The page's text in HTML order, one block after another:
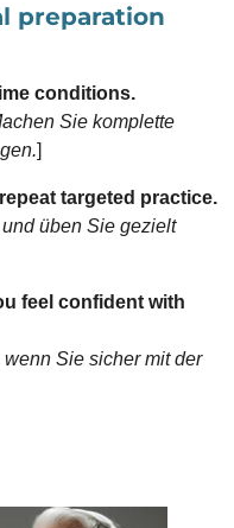
preparation
conditions.
Sie komplette
]
targeted practice.
üben Sie gezielt
feel confident with
Sie sicher mit der